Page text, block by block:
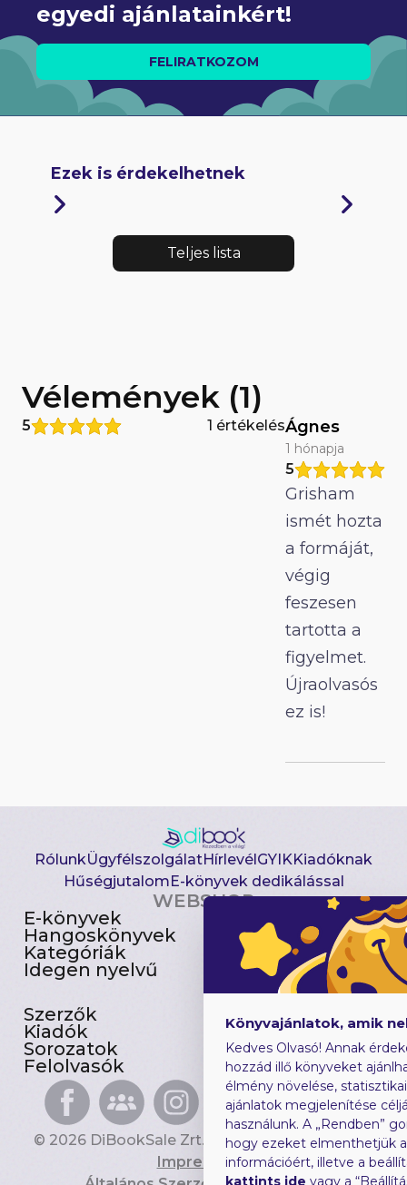
egyedi ajánlatainkért!
FELIRATKOZOM
Ezek is érdekelhetnek
Teljes lista
Vélemények (1)
5 1 értékelésÁgnes
1 hónapja
5
Grisham
ismét hozta
a formáját,
végig
feszesen
tartotta a
figyelmet.
Újraolvasós
ez is!
RólunkÜgyfélszolgálatHírlevél GYIKKiadóknak
Hűségjutalom E-könyvek dedikálással
WEBSHOP
E-könyvek
Hangoskönyvek
Kategóriák
Idegen nyelvű
Csomagajánlatok
Akciósak
Előjegyezhetők
Újdonságok
Szerzők
Kiadók
Sorozatok
Felolvasók
Gyerekkönyvek
Heti toplista
Ajándékutalvány
Blog
© 2026 DiBookSale Zrt. Minden jog fenntartva.
Impresszum
Könyvajánlatok, amik
Kedves Olvasó! Annak
hozzád illő könyveket
élmény növelése,
ajánlatok megjelenítése
használunk. A „Rendben”
hogy ezeket elmenthetjük
információért, illetve a
kattints ide vagy a